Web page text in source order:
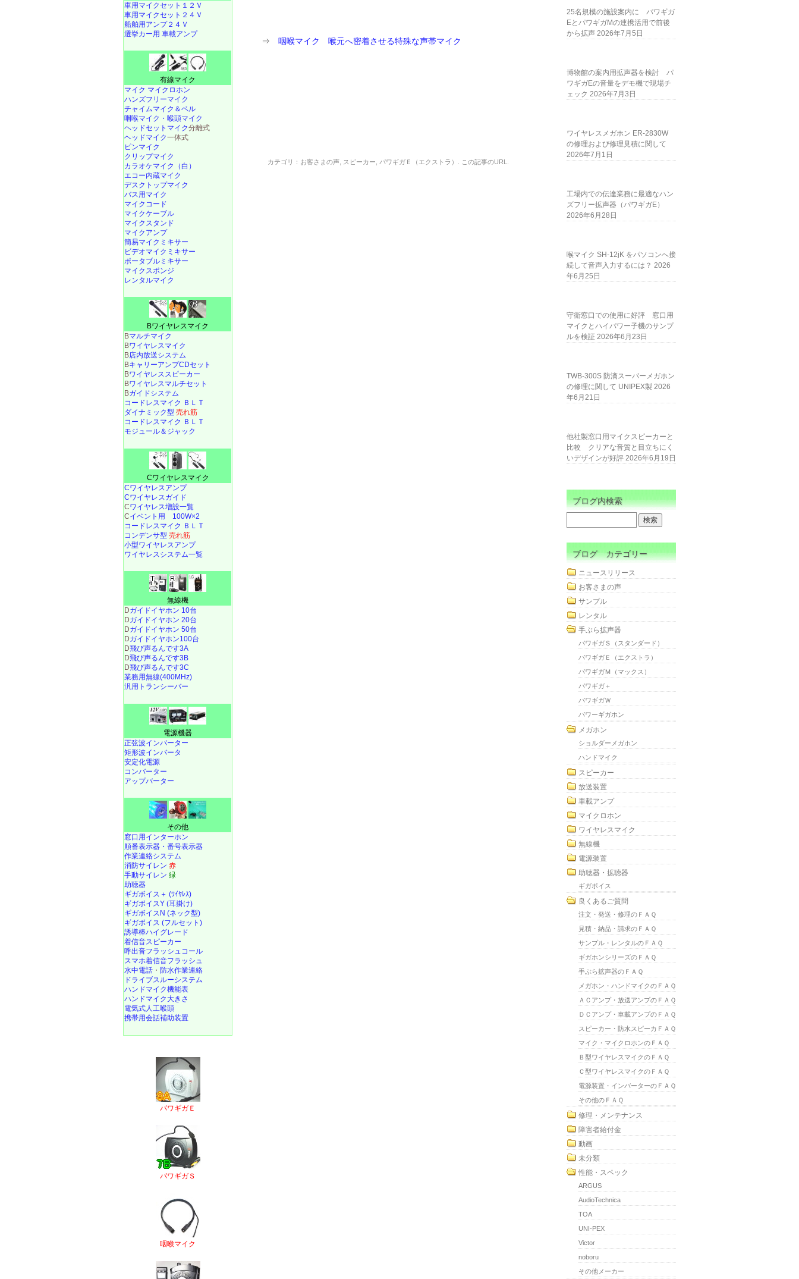
⇒咽喉マイク 喉元へ密着させる特殊な声帯マイク
カテゴリ： お客さまの声 スピーカー パワギガＥ（エクストラ） . この記事のURL
車用マイクセット１２Ｖ
車用マイクセット２４Ｖ
船舶用アンプ２４Ｖ
選挙カー用 車載アンプ
有線マイク
マイク マイクロホン
ハンズフリーマイク
チャイムマイク＆ベル
咽喉マイク・喉頭マイク
ヘッドセットマイク分離式
ヘッドマイク一体式
ピンマイク
クリップマイク
カラオケマイク（白）
エコー内蔵マイク
デスクトップマイク
バス用マイク
マイクコード
マイクケーブル
マイクスタンド
マイクアンプ
簡易マイクミキサー
ビデオマイクミキサー
ポータブルミキサー
マイクスポンジ
レンタルマイク
Bワイヤレスマイク
Bマルチマイク
Bワイヤレスマイク
B店内放送システム
BキャリーアンプCDセット
Bワイヤレススピーカー
Bワイヤレスマルチセット
Bガイドシステム
コードレスマイク ＢＬＴ
ダイナミック型 売れ筋
コードレスマイク ＢＬＴ
モジュール＆ジャック
Cワイヤレスマイク
Cワイヤレスアンプ
Cワイヤレスガイド
Cワイヤレス増設一覧
Cイベント用 100W×2
コードレスマイク ＢＬＴ
コンデンサ型 売れ筋
小型ワイヤレスアンプ
ワイヤレスシステム一覧
無線機
Dガイドイヤホン 10台
Dガイドイヤホン 20台
Dガイドイヤホン 50台
Dガイドイヤホン100台
D飛び声るんです3A
D飛び声るんです3B
D飛び声るんです3C
業務用無線(400MHz)
汎用トランシーバー
電源機器
正弦波インバーター
矩形波インバータ
安定化電源
コンバーター
アップバーター
その他
窓口用インターホン
順番表示器・番号表示器
作業連絡システム
消防サイレン 赤
手動サイレン 緑
助聴器
ギガボイス＋ (ﾜｲﾔﾚｽ)
ギガボイスY (耳掛け)
ギガボイスN (ネック型)
ギガボイス (フルセット)
誘導棒ハイグレード
着信音スピーカー
呼出音フラッシュコール
スマホ着信音フラッシュ
水中電話 ・ 防水作業連絡
ドライブスルーシステム
ハンドマイク機能表
ハンドマイク大きさ
電気式人工喉頭
携帯用会話補助装置
パワギガＥ
パワギガＳ
咽喉マイク
25名規模の施設案内に パワギガ
EとパワギガMの連携活用で前後
から拡声 2026年7月5日
博物館の案内用拡声器を検討 パ
ワギガEの音量をデモ機で現場チ
ェック 2026年7月3日
ワイヤレスメガホン ER-2830W
の修理および修理見積に関して
2026年7月1日
工場内での伝達業務に最適なハン
ズフリー拡声器（パワギガE）
2026年6月28日
喉マイク SH-12jK をパソコンへ接
続して音声入力するには？ 2026
年6月25日
守衛窓口での使用に好評 窓口用
マイクとハイパワー子機のサンプ
ルを検証 2026年6月23日
TWB-300S 防滴スーパーメガホン
の修理に関して UNIPEX製 2026
年6月21日
他社製窓口用マイクスピーカーと
比較 クリアな音質と目立ちにく
いデザインが好評 2026年6月19日
ブログ内検索
ブログ カテゴリー
ニュースリリース
お客さまの声
サンプル
レンタル
手ぶら拡声器
パワギガＳ（スタンダード）
パワギガＥ（エクストラ）
パワギガＭ（マックス）
パワギガ＋
パワギガＷ
パワーギガホン
メガホン
ショルダーメガホン
ハンドマイク
スピーカー
放送装置
車載アンプ
マイクロホン
ワイヤレスマイク
無線機
電源装置
助聴器・拡聴器
ギガボイス
良くあるご質問
注文・発送・修理のＦＡＱ
見積・納品・請求のＦＡＱ
サンプル・レンタルのＦＡＱ
ギガホンシリーズのＦＡＱ
手ぶら拡声器のＦＡＱ
メガホン・ハンドマイクのＦＡＱ
ＡＣアンプ・放送アンプのＦＡＱ
ＤＣアンプ・車載アンプのＦＡＱ
スピーカー・防水スピーカＦＡＱ
マイク・マイクロホンのＦＡＱ
Ｂ型ワイヤレスマイクのＦＡＱ
Ｃ型ワイヤレスマイクのＦＡＱ
電源装置・インバーターのＦＡＱ
その他のＦＡＱ
修理・メンテナンス
障害者給付金
動画
未分類
性能・スペック
ARGUS
AudioTechnica
TOA
UNI-PEX
Victor
noboru
その他メーカー